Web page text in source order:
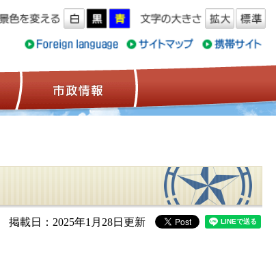
観光情報
掲載日：2025年1月28日更新